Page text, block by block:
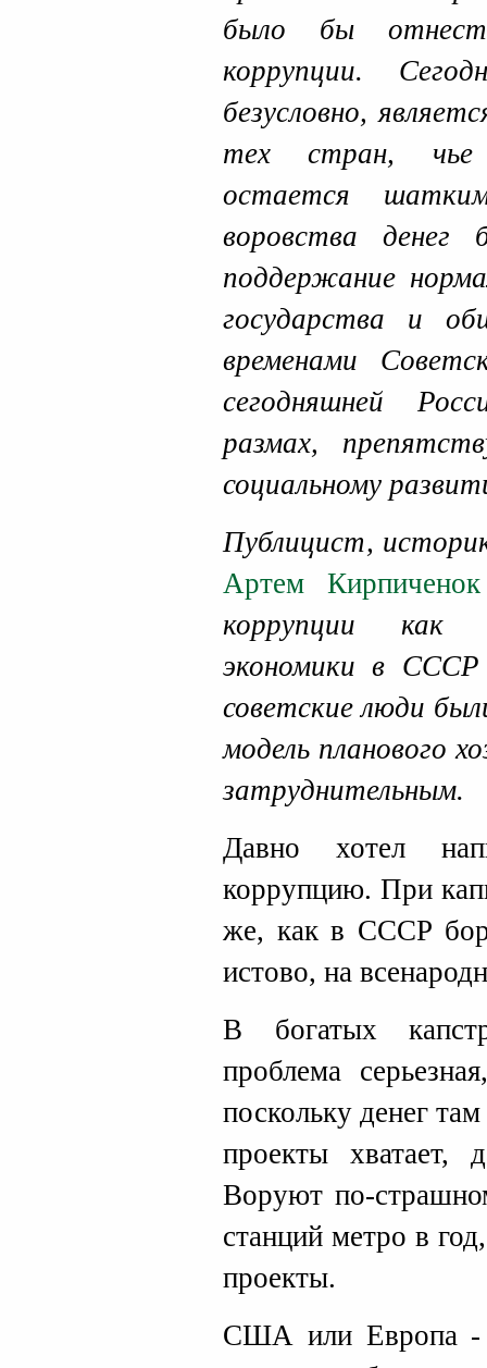
было бы
коррупции.
безусловно,
тех стран, чье
остается
воровства денег
поддержание
государства и
временами
сегодняшней
размах,
социальному
Публицист,
Артем Кирпиченок
коррупции как
экономики в
советские люди
модель планового
затруднительным.
Давно хотел
коррупцию. При
же, как в СССР
истово, на
В богатых
проблема
поскольку денег
проекты хватает,
Воруют по-
станций метро в
проекты.
США или Европа -